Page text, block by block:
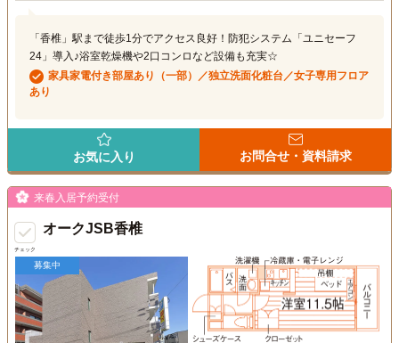
「香椎」駅まで徒歩1分でアクセス良好！防犯システム「ユニセーフ
24」導入♪浴室乾燥機や2口コンロなど設備も充実☆
家具家電付き部屋あり（一部）／独立洗面化粧台／女子専用フロア
あり
お気に入り お問合せ・資料請求
チェック
来春入居予約受付
オークJSB香椎
募集中